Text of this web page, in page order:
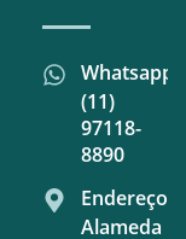
Whatsapp
(11)
97118-
8890
Endereço
Alameda